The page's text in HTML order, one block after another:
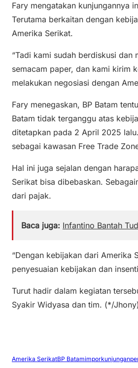
Fary mengatakan kunjungannya
Terutama berkaitan dengan
Amerika Serikat.
“Tadi kami sudah berdiskusi
semacam paper, dan kami kirim
melakukan negosiasi dengan
Fary menegaskan, BP Batam
Batam tidak terganggu atas
ditetapkan pada 2 April 2025
sebagai kawasan Free Trade
Hal ini juga sejalan dengan
Serikat bisa dibebaskan.
dari pajak.
Baca juga: Infantino Bantah
“Dengan kebijakan dari Amerika
penyesuaian kebijakan dan
Turut hadir dalam kegiatan
Syakir Widyasa dan tim. (*/
Amerika SerikatBP Batamimporkunjungan